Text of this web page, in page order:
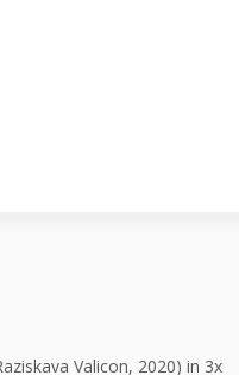
Valicon, 2020) in 3x